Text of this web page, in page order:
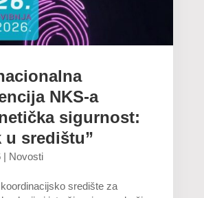
NKS-a
sigurnost:
u središtu”
| Novosti
središte za